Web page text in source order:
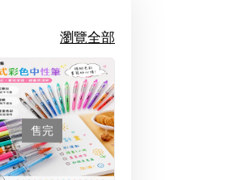
瀏覽全部
售完